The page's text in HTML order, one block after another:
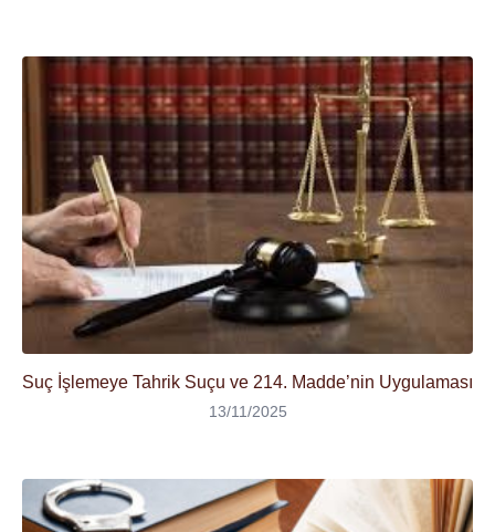
Suç İşlemeye Tahrik Suçu ve 214. Madde’nin Uygulaması
13/11/2025